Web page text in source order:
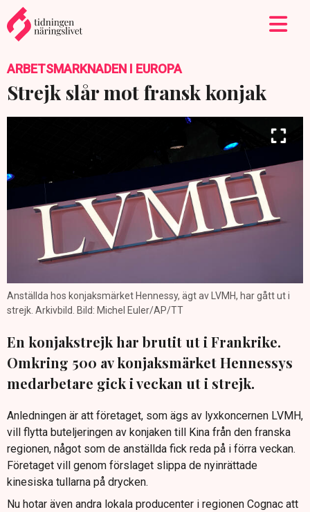
ARBETSMARKNADEN I EUROPA
Strejk slår mot fransk konjak
Anställda hos konjaksmärket Hennessy, ägt av LVMH, har gått ut i
strejk. Arkivbild. Bild: Michel Euler/AP/TT
En konjakstrejk har brutit ut i Frankrike.
Omkring 500 av konjaksmärket Hennessys
medarbetare gick i veckan ut i strejk.
Anledningen är att företaget, som ägs av lyxkoncernen LVMH,
vill flytta buteljeringen av konjaken till Kina från den franska
regionen, något som de anställda fick reda på i förra veckan.
Företaget vill genom förslaget slippa de nyinrättade
kinesiska tullarna på drycken.
Nu hotar även andra lokala producenter i regionen Cognac att